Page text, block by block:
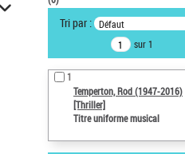
VOTRE RECHERCHE
Recherche avancée dans les
notices d’autorité
Œuvres liées à l'auteur :
Temperton, Rod (1947-2016)
Auteur d’œuvre
Tri par : Défaut
sur 1
1
Temperton, Rod (1947-2016)
[Thriller]
Titre uniforme musical